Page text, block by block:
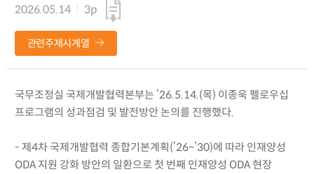
2026.05.14
3p
관련주제시계열
국무조정실 국제개발협력본부는 ’26.5.14.(목) 이종욱 펠로우십
프로그램의 성과점검 및 발전방안 논의를 진행했다.
- 제4차 국제개발협력 종합기본계획(’26~’30)에 따라 인재양성
ODA 지원 강화 방안의 일환으로 첫 번째 인재양성 ODA 현장